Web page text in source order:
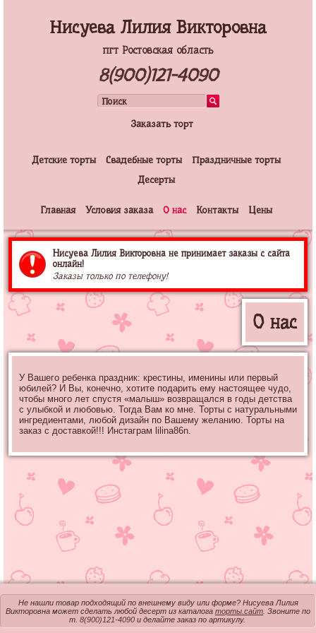
Нисуева Лилия Викторовна
пгт Ростовская область
8(900)121-4090
Заказать торт
Детские торты Свадебные торты
Праздничные торты
Десерты
Главная Условия заказа О нас Контакты Цены
Нисуева Лилия Викторовна не принимает заказы с сайта
онлайн!
Заказы только по телефону!
О нас
У Вашего ребенка праздник: крестины, именины или первый
юбилей? И Вы, конечно, хотите подарить ему настоящее чудо,
чтобы много лет спустя «малыш» возвращался в годы детства
с улыбкой и любовью. Тогда Вам ко мне. Торты с натуральными
ингредиентами, любой дизайн по Вашему желанию. Торты на
заказ с доставкой!!! Инстаграм lilina86n.
Не нашли товар подходящий по внешнему виду или форме? Нисуева Лилия
Викторовна может сделать любой десерт из каталога торты.сайт . Звоните по
т. 8(900)121-4090и делайте заказ по артикулу.